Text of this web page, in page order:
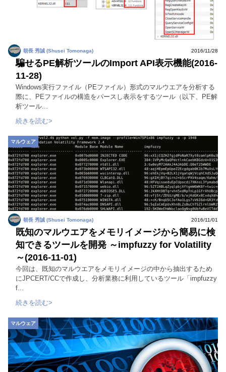
朝長 秀誠 (Shusei Tomonaga) 2016/11/28
騙せるPE解析ツールのImport API表示機能(2016-
11-28)
Windows実行ファイル（PEファイル）形式のマルウエアを分析する
際に、PEファイルの構造をパースし表示をするツール（以下、PE解
析ツール...
続きを読む>
マルウェア
朝長 秀誠 (Shusei Tomonaga) 2016/11/01
既知のマルウエアをメモリイメージから簡易に検
知できるツールを開発 ～impfuzzy for Volatility
～(2016-11-01)
今回は、既知のマルウエアをメモリイメージの中から抽出するため
にJPCERT/CCで作成し、分析業務に利用しているツール「impfuzzy
f...
続きを読む>
マルウェア